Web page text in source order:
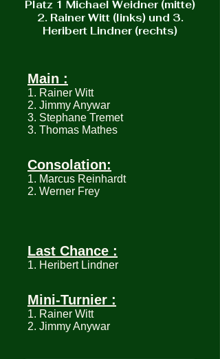
Platz 1 Michael Weidner (mitte)
2. Rainer Witt (links) und 3.
Heribert Lindner (rechts)
Main :
1. Rainer Witt
2. Jimmy Anywar
3. Stephane Tremet
3. Thomas Mathes
Consolation:
1. Marcus Reinhardt
2. Werner Frey
Last Chance :
1. Heribert Lindner
Mini-Turnier :
1. Rainer Witt
2. Jimmy Anywar